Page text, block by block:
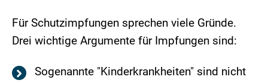
Für Schutzimpfungen sprechen viele Gründe.
Drei wichtige Argumente für Impfungen sind:
Sogenannte "Kinderkrankheiten" sind nicht